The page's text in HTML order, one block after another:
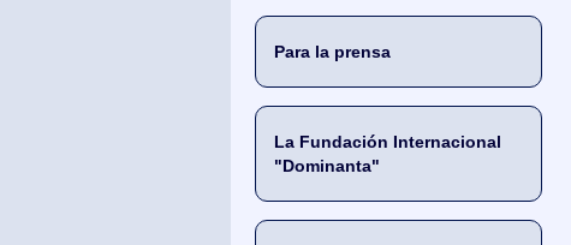
Para la prensa
La Fundación Internacional
"Dominanta"